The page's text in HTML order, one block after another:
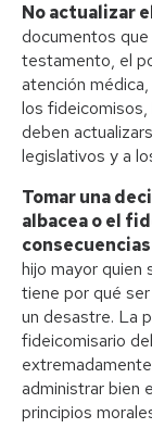
No actualizar
documentos
testamento, el
atención
los
deben
legislativos y a
Tomar una
albacea o el
hijo mayor quien
tiene por qué
un desastre. La
fideicomisario
administrar bien
principios